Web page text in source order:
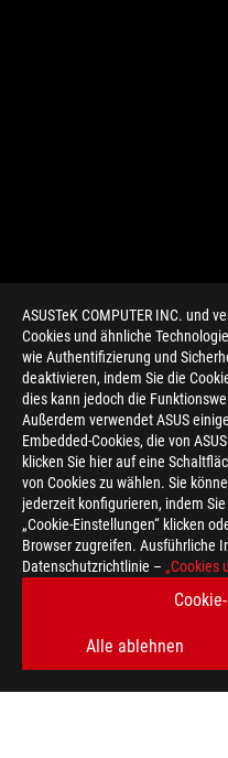
ASUSTeK COMPUTER INC. und
Cookies und ähnliche
wie Authentifizierung und
deaktivieren, indem Sie die
dies kann jedoch die
Außerdem verwendet ASUS
Embedded-Cookies, die von
klicken Sie hier auf eine
von Cookies zu wählen. Sie
jederzeit konfigurieren, indem
„Cookie-Einstellungen“ klicken
Browser zugreifen. Ausführliche
Datenschutzrichtlinie – „Cookies
Alle ablehnen
> GAMING ROG STRIX
ERHALTEN SIE DIE NEUESTEN
ABOUT ROG